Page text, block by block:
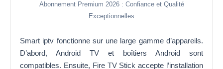
Abonnement Premium 2026 : Confiance et Qualité
Exceptionnelles
Smart iptv fonctionne sur une large gamme d’appareils.
D’abord, Android TV et boîtiers Android sont
compatibles. Ensuite, Fire TV Stick accepte l’installation